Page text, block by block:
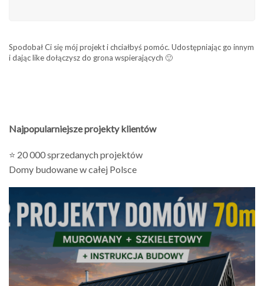
Spodobał Ci się mój projekt i chciałbyś pomóc. Udostępniając go innym
i dając like dołączysz do grona wspierających 🙂
Najpopularniejsze projekty klientów
⭐ 20 000 sprzedanych projektów
Domy budowane w całej Polsce